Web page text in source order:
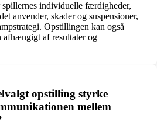
individuelle færdigheder,
anvender, skader og suspensioner,
Opstillingen kan også
af resultater og
opstilling styrke
mellem